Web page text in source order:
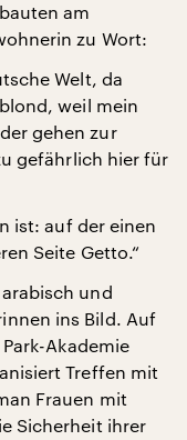
am
zu Wort:
Welt, da
weil mein
gehen zur
gefährlich hier für
ist: auf der einen
Seite Getto.“
und
ins Bild. Auf
Akademie
Treffen mit
Frauen mit
Sicherheit ihrer